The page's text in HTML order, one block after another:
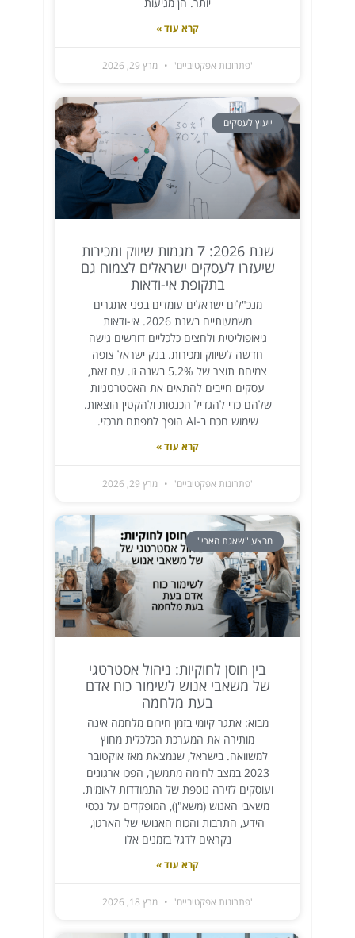
קרא עוד »
'פתרונות אפקטיביים' מרץ 29, 2026
ייעוץ לעסקים
שנת 2026: 7 מגמות שיווק ומכירות
שיעזרו לעסקים ישראלים לצמוח גם
בתקופת אי-ודאות
מנכ"לים ישראלים עומדים בפני אתגרים
משמעותיים בשנת 2026. אי-ודאות
גיאופוליטית ולחצים כלכליים דורשים גישה
חדשה לשיווק ומכירות. בנק ישראל צופה
צמיחת תוצר של 5.2% בשנה זו. עם זאת,
עסקים חייבים להתאים את האסטרטגיות
שלהם כדי להגדיל הכנסות ולהקטין הוצאות.
שימוש חכם ב-AI הופך למפתח מרכזי.
קרא עוד »
'פתרונות אפקטיביים' מרץ 29, 2026
מבצע "שאגת הארי"
בין חוסן לחוקיות: ניהול אסטרטגי
של משאבי אנוש לשימור כוח אדם
בעת מלחמה
מבוא: אתגר קיומי בזמן חירום מלחמה אינה
מותירה את המערכת הכלכלית מחוץ
למשוואה. בישראל, שנמצאת מאז אוקטובר
2023 במצב לחימה מתמשך, הפכו ארגונים
ועוסקים לזירה נוספת של התמודדות לאומית.
משאבי האנוש (משא"ן), המופקדים על נכסי
הידע, התרבות והכוח האנושי של הארגון,
נקראים לדגל בזמנים אלו
קרא עוד »
'פתרונות אפקטיביים' מרץ 18, 2026